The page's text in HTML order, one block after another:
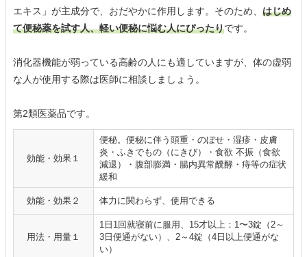
エキス」が主成分で、おだやかに作用します。そのため、 はじめ
て便秘薬を試す人、軽い便秘に悩む人にぴったりです。
消化器機能が弱っている高齢の人にも適していますが、体の虚弱
な人が使用する際は医師に相談しましょう。
第2類医薬品です。
効能・効果１
便秘。便秘に伴う頭重・のぼせ・湿疹・皮膚
炎・ふきでもの（にきび）・食欲 不振（食欲
減退）・腹部膨満・腸内異常醗酵・痔等の症状
緩和
効能・効果２ 体力に関わらず、使用できる
用法・用量１
1日1回就寝前に服用、15才以上：1〜3錠（2～
3日便通がない）、2～4錠（4日以上便通がな
い）